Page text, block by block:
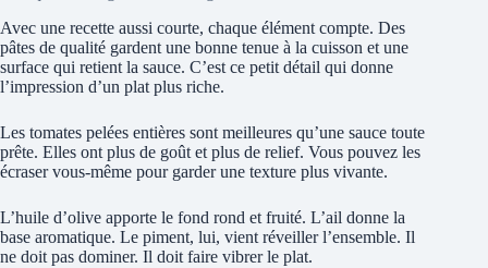
Avec une recette aussi courte, chaque élément compte. Des
pâtes de qualité gardent une bonne tenue à la cuisson et une
surface qui retient la sauce. C’est ce petit détail qui donne
l’impression d’un plat plus riche.
Les tomates pelées entières sont meilleures qu’une sauce toute
prête. Elles ont plus de goût et plus de relief. Vous pouvez les
écraser vous-même pour garder une texture plus vivante.
L’huile d’olive apporte le fond rond et fruité. L’ail donne la
base aromatique. Le piment, lui, vient réveiller l’ensemble. Il
ne doit pas dominer. Il doit faire vibrer le plat.